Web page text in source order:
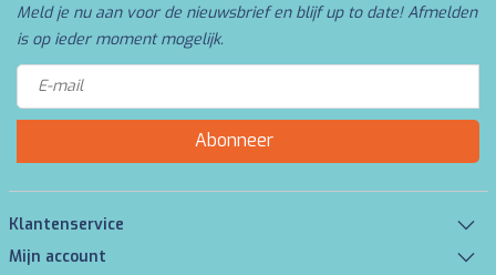
Meld je nu aan voor de nieuwsbrief en blijf up to date! Afmelden
is op ieder moment mogelijk.
Abonneer
Klantenservice
Mijn account